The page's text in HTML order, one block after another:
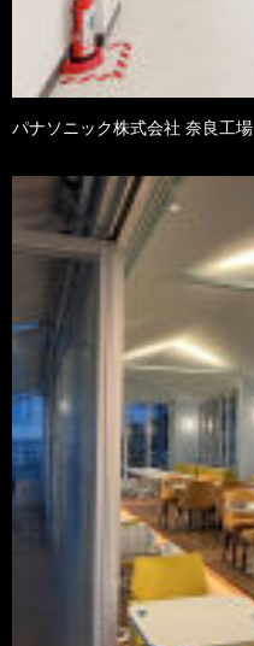
パナソニック株式会社 奈良工場